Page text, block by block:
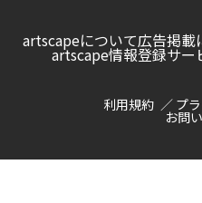
artscapeについて広告掲載
artscape情報登録サー
利用規約 プ
お問